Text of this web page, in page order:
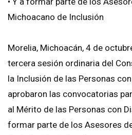
Michoacano de Inclusión
Morelia, Michoacán, 4 de
tercera sesión ordinaria del
la Inclusión de las Personas
aprobaron las convocatorias
al Mérito de las Personas con
formar parte de los Asesores